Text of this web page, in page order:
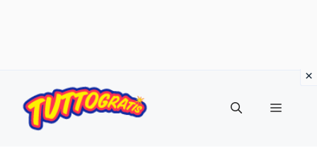
contenuto
Menu